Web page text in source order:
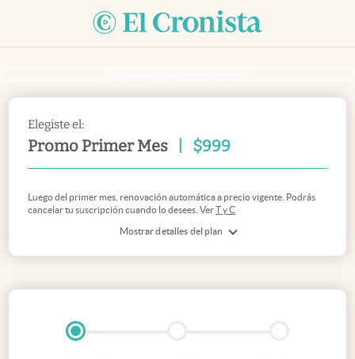
Elegiste el:
Promo Primer Mes $999
Mostrar detalles del plan
Luego del primer mes, renovación automática a precio vigente. Podrás
cancelar tu suscripción cuando lo desees. VerT y C